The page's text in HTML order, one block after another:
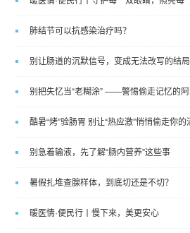
肺结节可以抗感染治疗吗？
别让肠道的沉默信号，变成无法改写的结局
别急着输液，先了解“肠内营养”这些事
暑假扎堆查腺样体，到底切还是不切？
暖医情·便民行丨慢下来，美更安心